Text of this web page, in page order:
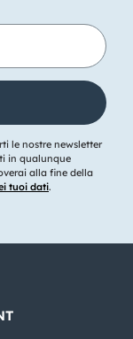
le nostre newsletter
in qualunque
alla fine della
tuoi dati.